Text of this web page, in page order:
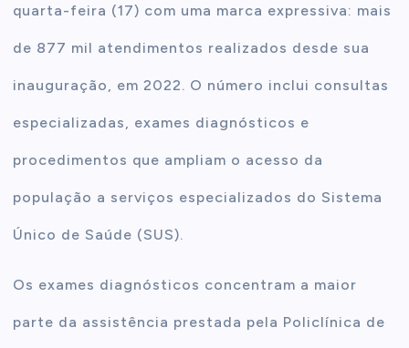
quarta-feira (17) com uma marca expressiva: mais
de 877 mil atendimentos realizados desde sua
inauguração, em 2022. O número inclui consultas
especializadas, exames diagnósticos e
procedimentos que ampliam o acesso da
população a serviços especializados do Sistema
Único de Saúde (SUS).
Os exames diagnósticos concentram a maior
parte da assistência prestada pela Policlínica de